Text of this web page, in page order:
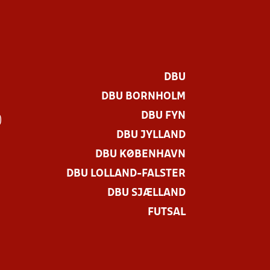
DBU
DBU BORNHOLM
DBU FYN
DBU JYLLAND
DBU KØBENHAVN
DBU LOLLAND-FALSTER
DBU SJÆLLAND
FUTSAL